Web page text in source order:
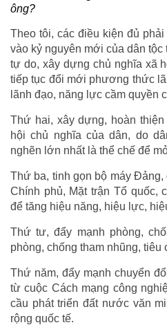
ông?
Theo tôi, các điều kiện đủ
vào kỷ nguyên mới của dân tộc
tự do, xây dựng chủ nghĩa xã
tiếp tục đổi mới phương thức
lãnh đạo, năng lực cầm quyền
Thứ hai, xây dựng, hoàn
hội chủ nghĩa của dân, do
nghẽn lớn nhất là thể chế để
Thứ ba, tinh gọn bộ máy
Chính phủ, Mặt trận Tổ quốc,
để tăng hiệu năng, hiệu lực,
Thứ tư, đẩy mạnh phòng,
phòng, chống tham nhũng, tiêu
Thứ năm, đẩy mạnh chuyển
từ cuộc Cách mạng công
cầu phát triển đất nước văn
rộng quốc tế.